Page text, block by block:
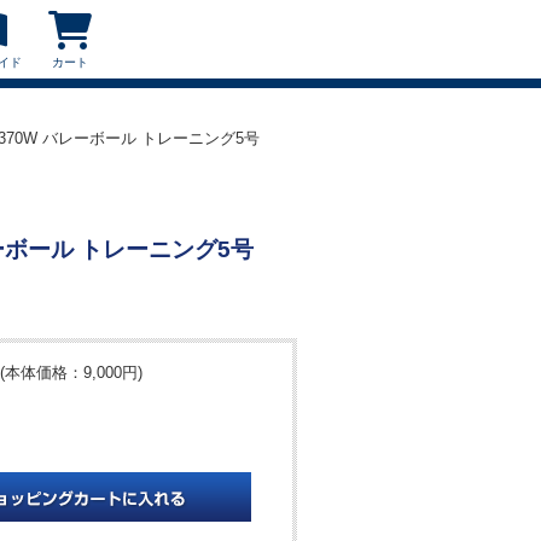
ド カート
バレーボール トレーニング5号
ール トレーニング5号
(本体価格：9,000円)